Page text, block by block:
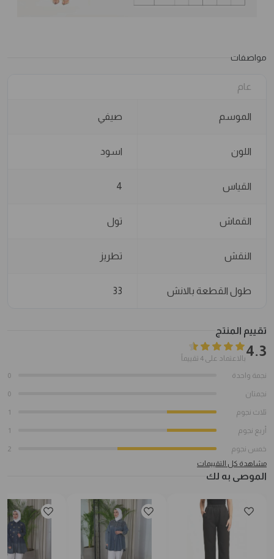
مواصفات
عام
الموسم صيفي
اللون اسود
القياس 4
القماش تول
النقش تطريز
طول القطعة بالانش 33
تقييم المنتج
4.3بالاعتماد على 4 تقييماً
نجمة واحدة
0
نجمتان 0
ثلاث نجوم 1
أربع نجوم 1
خمس نجوم
2
مشاهدة كل التقييمات
الموصى به لك